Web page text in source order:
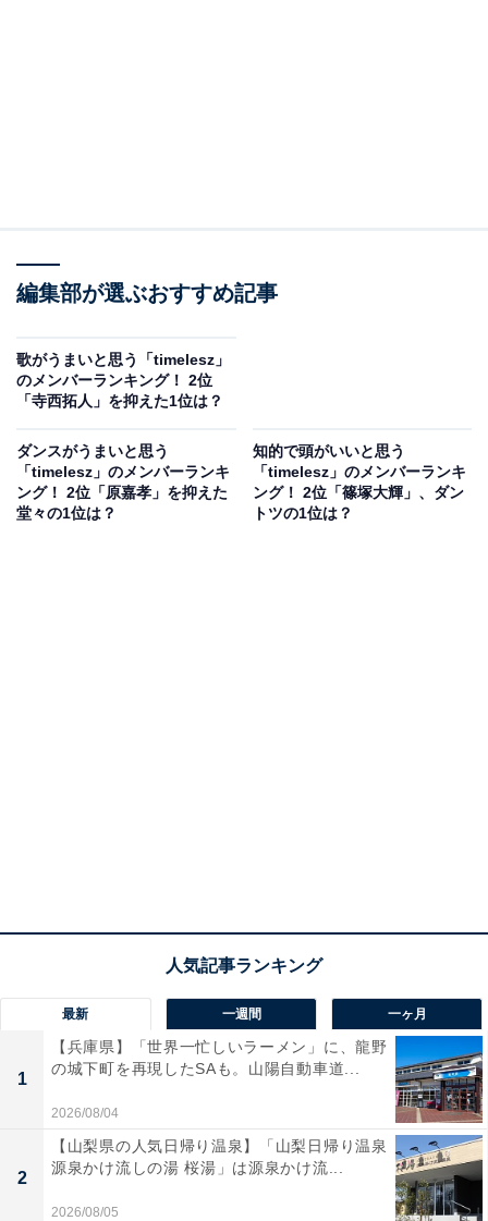
編集部が選ぶおすすめ記事
歌がうまいと思う「timelesz」
のメンバーランキング！ 2位
「寺西拓人」を抑えた1位は？
ダンスがうまいと思う
「timelesz」のメンバーランキ
ング！ 2位「原嘉孝」を抑えた
堂々の1位は？
知的で頭がいいと思う
「timelesz」のメンバーランキ
ング！ 2位「篠塚大輝」、ダン
トツの1位は？
最新 一週間 一ヶ月
1
【兵庫県】「世界一忙しいラーメン」に、龍野
の城下町を再現したSAも。山陽自動車道...
2026/08/04
2
【山梨県の人気日帰り温泉】「山梨日帰り温泉
源泉かけ流しの湯 桜湯」は源泉かけ流...
2026/08/05